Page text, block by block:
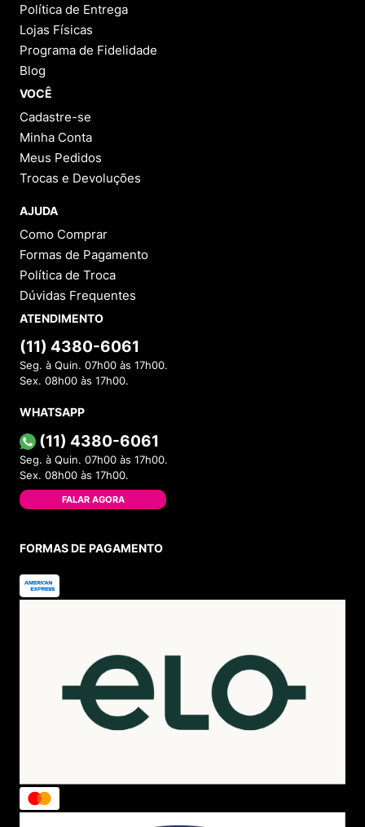
Política de Entrega
Lojas Físicas
Programa de Fidelidade
Blog
VOCÊ
Cadastre-se
Minha Conta
Meus Pedidos
Trocas e Devoluções
AJUDA
Como Comprar
Formas de Pagamento
Política de Troca
Dúvidas Frequentes
ATENDIMENTO
(11) 4380-6061
Seg. à Quin. 07h00 às 17h00.
Sex. 08h00 às 17h00.
WHATSAPP
(11) 4380-6061
Seg. à Quin. 07h00 às 17h00.
Sex. 08h00 às 17h00.
FALAR AGORA
FORMAS DE PAGAMENTO